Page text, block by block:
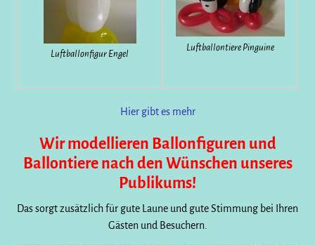
Luftballonfigur Engel
Luftballontiere Pinguine
Hier gibt es mehr
Wir modellieren Ballonfiguren und
Ballontiere nach den Wünschen unseres
Publikums!
Das sorgt zusätzlich für gute Laune und gute Stimmung bei Ihren
Gästen und Besuchern.